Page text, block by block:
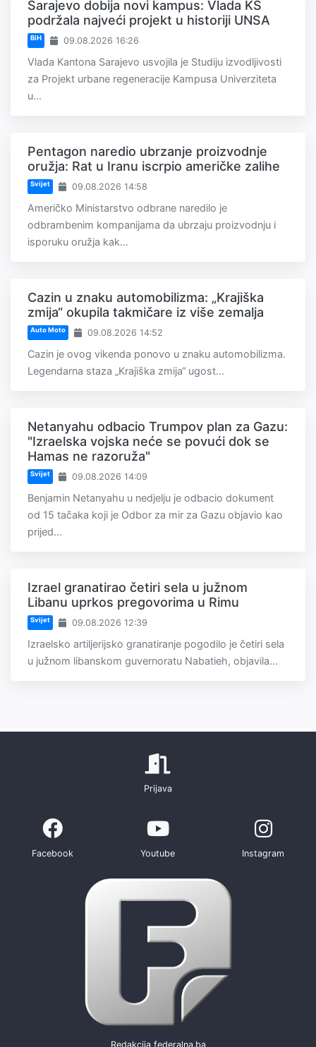
Sarajevo dobija novi kampus: Vlada KS
podržala najveći projekt u historiji UNSA
BiH 09.08.2026 16:26
Vlada Kantona Sarajevo usvojila je Studiju izvodljivosti
za Projekt urbane regeneracije Kampusa Univerziteta
u...
Pentagon naredio ubrzanje proizvodnje
oružja: Rat u Iranu iscrpio američke zalihe
Svijet 09.08.2026 14:58
Američko Ministarstvo odbrane naredilo je
odbrambenim kompanijama da ubrzaju proizvodnju i
isporuku oružja kak...
Cazin u znaku automobilizma: „Krajiška
zmija“ okupila takmičare iz više zemalja
Auto Moto 09.08.2026 14:52
Cazin je ovog vikenda ponovo u znaku automobilizma.
Legendarna staza „Krajiška zmija“ ugost...
Netanyahu odbacio Trumpov plan za Gazu:
"Izraelska vojska neće se povući dok se
Hamas ne razoruža"
Svijet 09.08.2026 14:09
Benjamin Netanyahu u nedjelju je odbacio dokument
od 15 tačaka koji je Odbor za mir za Gazu objavio kao
prijed...
Izrael granatirao četiri sela u južnom
Libanu uprkos pregovorima u Rimu
Svijet 09.08.2026 12:39
Izraelsko artiljerijsko granatiranje pogodilo je četiri sela
u južnom libanskom guvernoratu Nabatieh, objavila...
Prijava
Facebook Youtube Instagram
Redakcija federalna.ba